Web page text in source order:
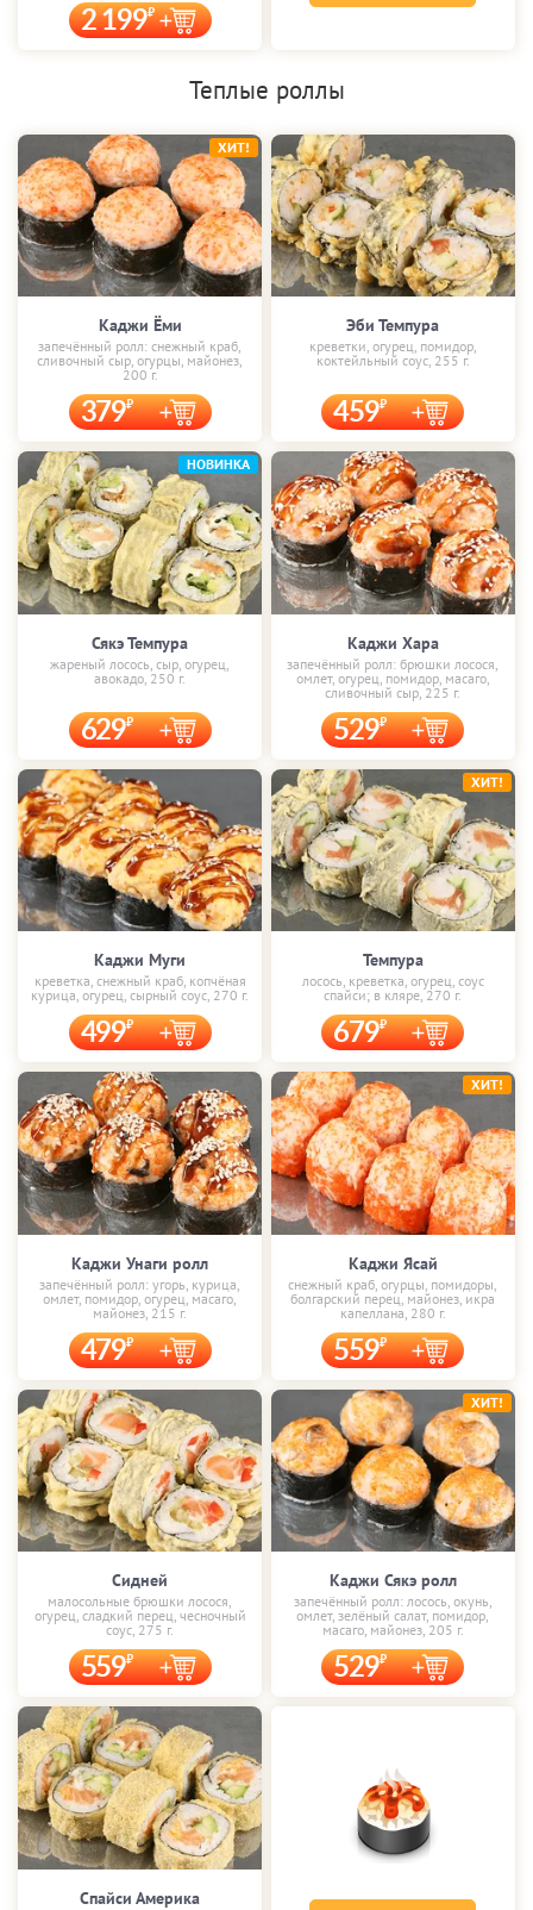
2 199
Теплые роллы
Каджи Ёми
запечённый ролл: снежный краб,
сливочный сыр, огурцы, майонез,
200 г.
379
ХИТ!
Эби Темпура
креветки, огурец, помидор,
коктейльный соус, 255 г.
459
Сякэ Темпура
жареный лосось, сыр, огурец,
авокадо, 250 г.
629
НОВИНКА
Каджи Хара
запечённый ролл: брюшки лосося,
омлет, огурец, помидор, масаго,
сливочный сыр, 225 г.
529
Каджи Муги
креветка, снежный краб, копчёная
курица, огурец, сырный соус, 270 г.
499
Темпура
лосось, креветка, огурец, соус
спайси; в кляре, 270 г.
679
ХИТ!
Каджи Унаги ролл
запечённый ролл: угорь, курица,
омлет, помидор, огурец, масаго,
майонез, 215 г.
479
Каджи Ясай
снежный краб, огурцы, помидоры,
болгарский перец, майонез, икра
капеллана, 280 г.
559
ХИТ!
Сидней
малосольные брюшки лосося,
огурец, сладкий перец, чесночный
соус, 275 г.
559
Каджи Сякэ ролл
запечённый ролл: лосось, окунь,
омлет, зелёный салат, помидор,
масаго, майонез, 205 г.
529
ХИТ!
Спайси Америка